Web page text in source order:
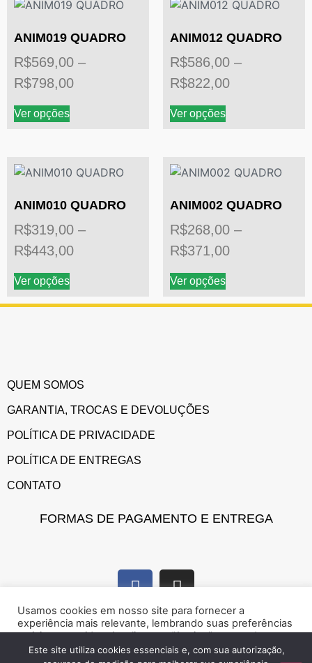
ANIM019 QUADRO
R$569,00 –
R$798,00
Ver opções
ANIM012 QUADRO
R$586,00 –
R$822,00
Ver opções
ANIM010 QUADRO
R$319,00 –
R$443,00
Ver opções
ANIM002 QUADRO
R$268,00 –
R$371,00
Ver opções
QUEM SOMOS
GARANTIA, TROCAS E DEVOLUÇÕES
POLÍTICA DE PRIVACIDADE
POLÍTICA DE ENTREGAS
CONTATO
FORMAS DE PAGAMENTO E ENTREGA
Usamos cookies em nosso site para fornecer a
experiência mais relevante, lembrando suas preferências
e visitas repetidas. Ao clicar em “Aceitar”, concorda com a
utilização de cookies.
Este site utiliza cookies essenciais e, com sua autorização,